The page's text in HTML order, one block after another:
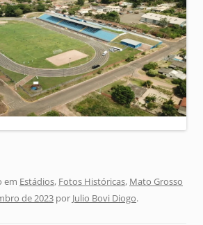
em Estádios, Fotos Históricas, Mato Grosso
de 2023 por Julio Bovi Diogo.